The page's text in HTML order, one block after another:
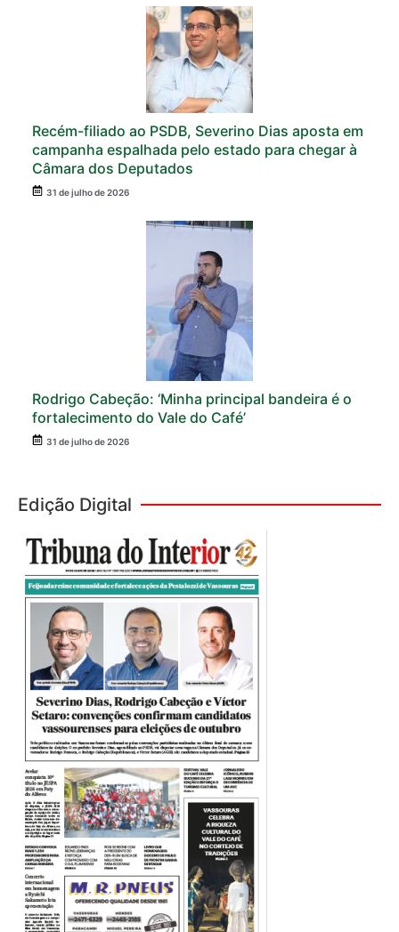
Recém-filiado ao PSDB, Severino Dias aposta em
campanha espalhada pelo estado para chegar à
Câmara dos Deputados
31 de julho de 2026
Rodrigo Cabeção: ‘Minha principal bandeira é o
fortalecimento do Vale do Café’
31 de julho de 2026
Edição Digital